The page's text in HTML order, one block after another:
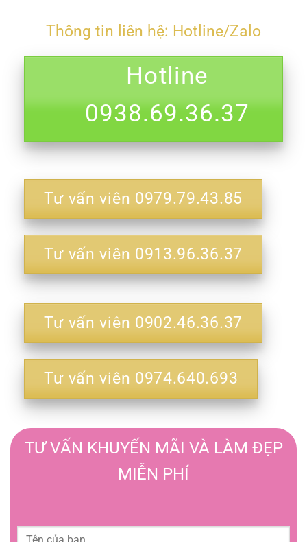
Thông tin liên hệ: Hotline/Zalo
Hotline
0938.69.36.37
Tư vấn viên 0979.79.43.85
Tư vấn viên 0913.96.36.37
Tư vấn viên 0902.46.36.37
Tư vấn viên 0974.640.693
TƯ VẤN KHUYẾN MÃI VÀ LÀM ĐẸP
MIỄN PHÍ